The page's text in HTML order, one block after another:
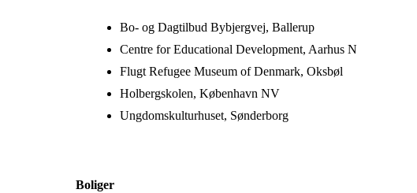
Bo- og Dagtilbud Bybjergvej, Ballerup
Centre for Educational Development, Aarhus N
Flugt Refugee Museum of Denmark, Oksbøl
Holbergskolen, København NV
Ungdomskulturhuset, Sønderborg
Boliger